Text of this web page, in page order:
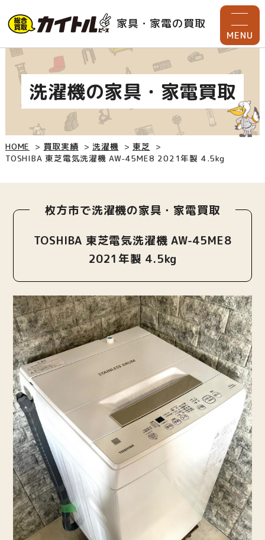
家具・家電の買取
MENU
洗濯機の家具・家電買取
HOME 買取実績 洗濯機
東芝
TOSHIBA 東芝電気洗濯機 AW-45ME8 2021年製 4.5kg
枚方市で洗濯機の家具・家電買取
TOSHIBA 東芝電気洗濯機 AW-45ME8
2021年製 4.5kg